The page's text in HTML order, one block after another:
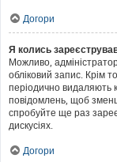
Догори
Я колись
Можливо,
обліковий запис. Крім
періодично видаляють
повідомлень, щоб
спробуйте ще раз
дискусіях.
Догори